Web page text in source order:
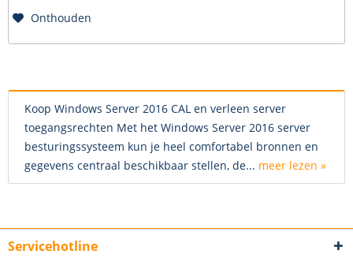
Onthouden
Koop Windows Server 2016 CAL en verleen server
toegangsrechten Met het Windows Server 2016 server
besturingssysteem kun je heel comfortabel bronnen en
gegevens centraal beschikbaar stellen, de... meer lezen »
Servicehotline